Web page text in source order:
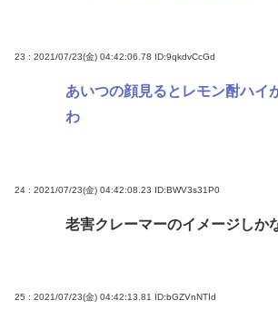
23 : 2021/07/23(金) 04:42:06.78 ID:9qkdvCcGd
あいつの顔見るとレモン酎ハイ
わ
24 : 2021/07/23(金) 04:42:08.23 ID:BWV3s31P0
老害クレーマーのイメージしか
25 : 2021/07/23(金) 04:42:13.81 ID:bGZVnNTId